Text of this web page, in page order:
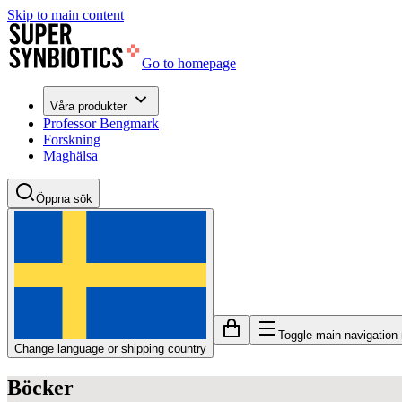
Skip to main content
Go to homepage
Våra produkter
Professor Bengmark
Forskning
Maghälsa
Öppna sök
Change language or shipping country
Toggle main navigation
Böcker